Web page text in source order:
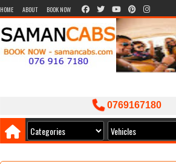
HOME ABOUT BOOK NOW
0769167180